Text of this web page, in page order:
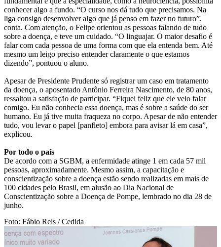
conhecer algo a fundo. “O curso nos dá tudo que precisamos. Na
liga consigo desenvolver algo que já penso em fazer no futuro”,
conta. Com atenção, o Felipe orientou as pessoas falando de tudo
sobre a doença, e teve um cuidado. “O linguajar. O maior desafio é
falar com cada pessoa de uma forma com que ela entenda bem. Até
mesmo um leigo preciso entender claramente o que estamos
dizendo”, pontuou o aluno.
Apesar de Presidente Prudente só registrar um caso em tratamento
da doença, o aposentado Antônio Ferreira Nascimento, de 80 anos,
ressaltou a satisfação de participar. “Fiquei feliz que ele veio falar
comigo. Eu não conhecia essa doença, mas é sobre a saúde do ser
humano. Eu já tive muita fraqueza no corpo. Apesar de não entender
tudo, vou levar o papel [panfleto] embora para avisar lá em casa”,
explicou.
Por todo o país
De acordo com a SGBM, a enfermidade atinge 1 em cada 57 mil
pessoas, aproximadamente. Mesmo assim, a capacitação e
conscientização sobre a doença estão sendo realizadas em mais de
100 cidades pelo Brasil, em alusão ao Dia Nacional de
Conscientização sobre a Doença de Pompe, lembrado no dia 28 de
junho.
Foto: Fábio Reis / Cedida